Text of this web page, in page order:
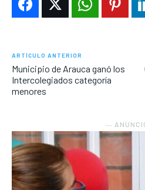
ARTÍCULO ANTERIOR
Municipio de Arauca ganó los
Intercolegiados categoría
menores
―